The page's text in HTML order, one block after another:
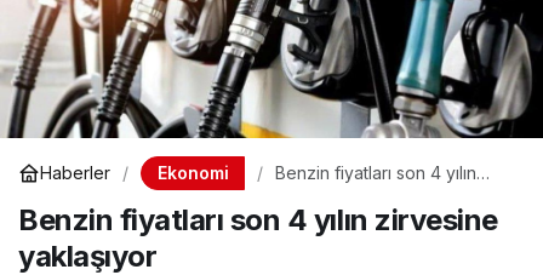
Haberler Ekonomi
Benzin fiyatları son 4 yılın
Benzin fiyatları son 4 yılın zirvesine
yaklaşıyor